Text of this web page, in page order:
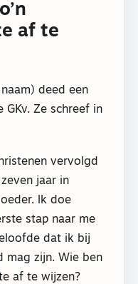
af te
deed een
GKv. Ze schreef in
vervolgd
jaar in
lk doe
stap naar me
dat ik bij
mag zijn. Wie ben
af te wijzen?